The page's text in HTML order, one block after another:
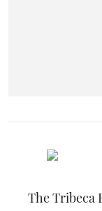
The Tribeca